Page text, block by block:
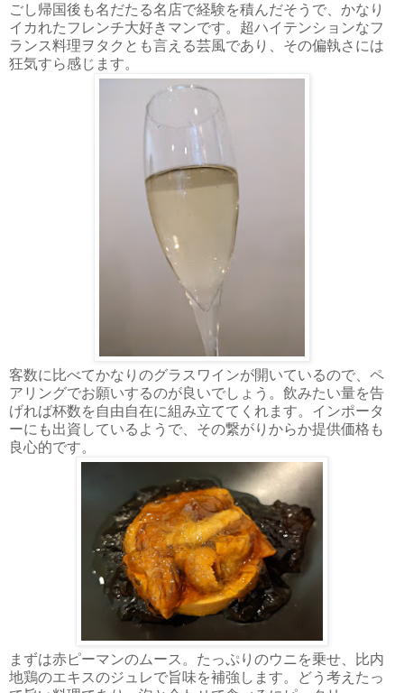
ごし帰国後も名だたる名店で経験を積んだそうで、かなり
イカれたフレンチ大好きマンです。超ハイテンションなフ
ランス料理ヲタクとも言える芸風であり、その偏執さには
狂気すら感じます。
客数に比べてかなりのグラスワインが開いているので、ペ
アリングでお願いするのが良いでしょう。飲みたい量を告
げれば杯数を自由自在に組み立ててくれます。インポータ
ーにも出資しているようで、その繋がりからか提供価格も
良心的です。
まずは赤ピーマンのムース。たっぷりのウニを乗せ、比内
地鶏のエキスのジュレで旨味を補強します。どう考えたっ